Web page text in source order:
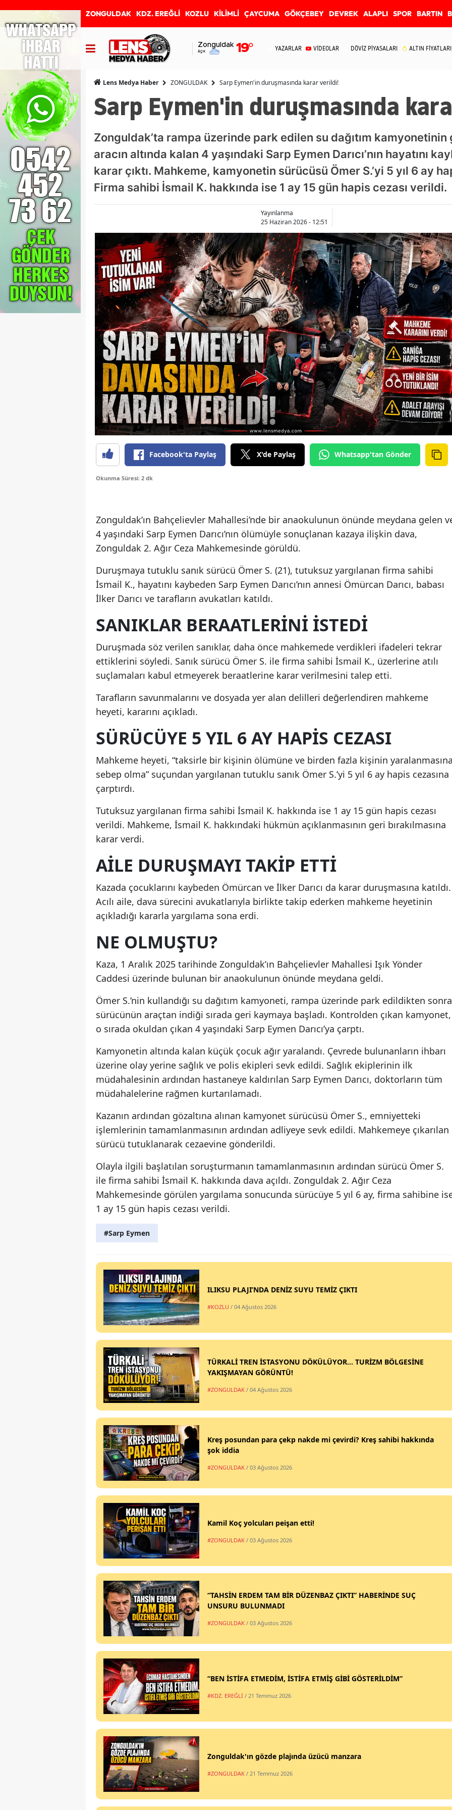
ZONGULDAK KDZ. EREĞLİ KOZLU KİLİMLİ ÇAYCUMA GÖKÇEBEY DEVREK ALAPLI SPOR BARTIN
Zonguldak
Açık 19° YAZARLAR VİDEOLAR DÖVİZ PİYASALARI ALTIN FİYATLARI
Lens Medya Haber ZONGULDAK Sarp Eymen'in duruşmasında karar verildi!
Sarp Eymen'in duruşmasında
Zonguldak’ta rampa üzerinde park edilen su dağıtım kamyonetinin
aracın altında kalan 4 yaşındaki Sarp Eymen Darıcı’nın hayatını
karar çıktı. Mahkeme, kamyonetin sürücüsü Ömer S.’yi 5 yıl 6 ay
Firma sahibi İsmail K. hakkında ise 1 ay 15 gün hapis cezası verildi.
Yayınlanma
25 Haziran 2026 - 12:51
Facebook'ta Paylaş X'de Paylaş Whatsapp'tan Gönder
Okunma Süresi: 2 dk
Zonguldak’ın Bahçelievler Mahallesi’nde bir anaokulunun önünde meydana gelen
4 yaşındaki Sarp Eymen Darıcı’nın ölümüyle sonuçlanan kazaya ilişkin dava,
Zonguldak 2. Ağır Ceza Mahkemesinde görüldü.
Duruşmaya tutuklu sanık sürücü Ömer S. (21), tutuksuz yargılanan firma sahibi
İsmail K., hayatını kaybeden Sarp Eymen Darıcı’nın annesi Ömürcan Darıcı, babası
İlker Darıcı ve tarafların avukatları katıldı.
SANIKLAR BERAATLERİNİ İSTEDİ
Duruşmada söz verilen sanıklar, daha önce mahkemede verdikleri ifadeleri tekrar
ettiklerini söyledi. Sanık sürücü Ömer S. ile firma sahibi İsmail K., üzerlerine atılı
suçlamaları kabul etmeyerek beraatlerine karar verilmesini talep etti.
Tarafların savunmalarını ve dosyada yer alan delilleri değerlendiren mahkeme
heyeti, kararını açıkladı.
SÜRÜCÜYE 5 YIL 6 AY HAPİS CEZASI
Mahkeme heyeti, “taksirle bir kişinin ölümüne ve birden fazla kişinin
sebep olma” suçundan yargılanan tutuklu sanık Ömer S.’yi 5 yıl 6 ay hapis cezasına
çarptırdı.
Tutuksuz yargılanan firma sahibi İsmail K. hakkında ise 1 ay 15 gün hapis cezası
verildi. Mahkeme, İsmail K. hakkındaki hükmün açıklanmasının geri bırakılmasına
karar verdi.
AİLE DURUŞMAYI TAKİP ETTİ
Kazada çocuklarını kaybeden Ömürcan ve İlker Darıcı da karar duruşmasına katıldı.
Acılı aile, dava sürecini avukatlarıyla birlikte takip ederken mahkeme heyetinin
açıkladığı kararla yargılama sona erdi.
NE OLMUŞTU?
Kaza, 1 Aralık 2025 tarihinde Zonguldak’ın Bahçelievler Mahallesi Işık Yönder
Caddesi üzerinde bulunan bir anaokulunun önünde meydana geldi.
Ömer S.’nin kullandığı su dağıtım kamyoneti, rampa üzerinde park edildikten sonra
sürücünün araçtan indiği sırada geri kaymaya başladı. Kontrolden çıkan kamyonet,
o sırada okuldan çıkan 4 yaşındaki Sarp Eymen Darıcı’ya çarptı.
Kamyonetin altında kalan küçük çocuk ağır yaralandı. Çevrede bulunanların ihbarı
üzerine olay yerine sağlık ve polis ekipleri sevk edildi. Sağlık ekiplerinin ilk
müdahalesinin ardından hastaneye kaldırılan Sarp Eymen Darıcı, doktorların tüm
müdahalelerine rağmen kurtarılamadı.
Kazanın ardından gözaltına alınan kamyonet sürücüsü Ömer S., emniyetteki
işlemlerinin tamamlanmasının ardından adliyeye sevk edildi. Mahkemeye çıkarılan
sürücü tutuklanarak cezaevine gönderildi.
Olayla ilgili başlatılan soruşturmanın tamamlanmasının ardından sürücü Ömer S.
ile firma sahibi İsmail K. hakkında dava açıldı. Zonguldak 2. Ağır Ceza
Mahkemesinde görülen yargılama sonucunda sürücüye 5 yıl 6 ay, firma sahibine
1 ay 15 gün hapis cezası verildi.
#Sarp Eymen
ILIKSU PLAJI’NDA DENİZ SUYU TEMİZ ÇIKTI
#KOZLU / 04 Ağustos 2026
TÜRKALİ TREN İSTASYONU DÖKÜLÜYOR... TURİZM BÖLGESİNE
YAKIŞMAYAN GÖRÜNTÜ!
#ZONGULDAK / 04 Ağustos 2026
Kreş posundan para çekp nakde mi çevirdi? Kreş sahibi hakkında
şok iddia
#ZONGULDAK / 03 Ağustos 2026
Kamil Koç yolcuları peişan etti!
#ZONGULDAK / 03 Ağustos 2026
“TAHSİN ERDEM TAM BİR DÜZENBAZ ÇIKTI” HABERİNDE SUÇ
UNSURU BULUNMADI
#ZONGULDAK / 03 Ağustos 2026
“BEN İSTİFA ETMEDİM, İSTİFA ETMİŞ GİBİ GÖSTERİLDİM”
#KDZ. EREĞLİ / 21 Temmuz 2026
Zonguldak'ın gözde plajında üzücü manzara
#ZONGULDAK / 21 Temmuz 2026